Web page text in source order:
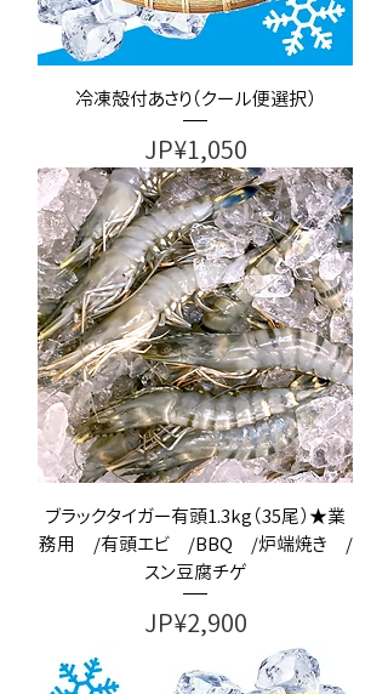
冷凍殻付あさり（クール便選択）
가격
JP¥1,050
ブラックタイガー有頭1.3kg（35尾）★業
務用 /有頭エビ /BBQ /炉端焼き /
スン豆腐チゲ
가격
JP¥2,900